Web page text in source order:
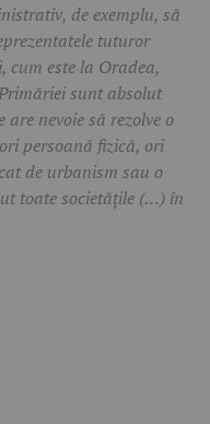
de exemplu, să
tuturor
cum este la Oradea,
sunt absolut
nevoie să rezolve o
persoană fizică, ori
de urbanism sau o
toate societățile (…) în